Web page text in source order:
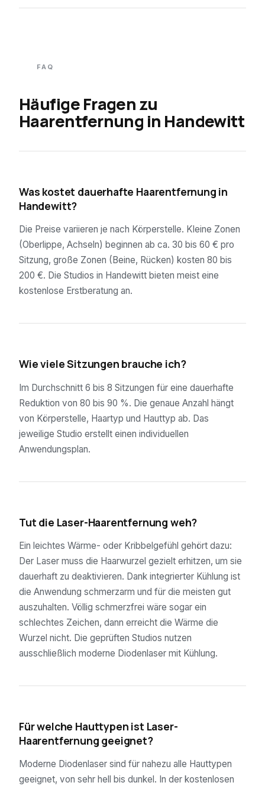
FAQ
Häufige Fragen zu
Haarentfernung in Handewitt
Was kostet dauerhafte Haarentfernung in
Handewitt?
Die Preise variieren je nach Körperstelle. Kleine Zonen
(Oberlippe, Achseln) beginnen ab ca. 30 bis 60 € pro
Sitzung, große Zonen (Beine, Rücken) kosten 80 bis
200 €. Die Studios in Handewitt bieten meist eine
kostenlose Erstberatung an.
Wie viele Sitzungen brauche ich?
Im Durchschnitt 6 bis 8 Sitzungen für eine dauerhafte
Reduktion von 80 bis 90 %. Die genaue Anzahl hängt
von Körperstelle, Haartyp und Hauttyp ab. Das
jeweilige Studio erstellt einen individuellen
Anwendungsplan.
Tut die Laser-Haarentfernung weh?
Ein leichtes Wärme- oder Kribbelgefühl gehört dazu:
Der Laser muss die Haarwurzel gezielt erhitzen, um sie
dauerhaft zu deaktivieren. Dank integrierter Kühlung ist
die Anwendung schmerzarm und für die meisten gut
auszuhalten. Völlig schmerzfrei wäre sogar ein
schlechtes Zeichen, dann erreicht die Wärme die
Wurzel nicht. Die geprüften Studios nutzen
ausschließlich moderne Diodenlaser mit Kühlung.
Für welche Hauttypen ist Laser-
Haarentfernung geeignet?
Moderne Diodenlaser sind für nahezu alle Hauttypen
geeignet, von sehr hell bis dunkel. In der kostenlosen